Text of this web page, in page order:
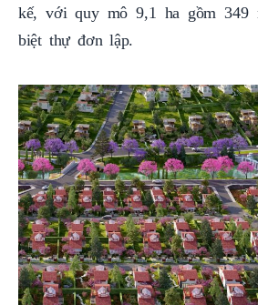
kế, với quy mô 9,1 ha gồm 349
biệt thự đơn lập.